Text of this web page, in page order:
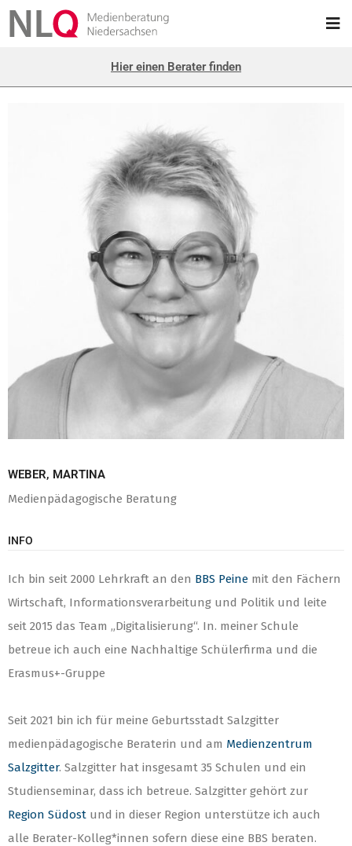
Hier einen Berater finden
WEBER, MARTINA
Medienpädagogische Beratung
INFO
Ich bin seit 2000 Lehrkraft an den BBS Peine mit den Fächern
Wirtschaft, Informationsverarbeitung und Politik und leite
seit 2015 das Team „Digitalisierung“. In. meiner Schule
betreue ich auch eine Nachhaltige Schülerfirma und die
Erasmus+-Gruppe
Seit 2021 bin ich für meine Geburtsstadt Salzgitter
medienpädagogische Beraterin und am Medienzentrum
Salzgitter. Salzgitter hat insgesamt 35 Schulen und ein
Studienseminar, dass ich betreue. Salzgitter gehört zur
Region Südost und in dieser Region unterstütze ich auch
alle Berater-Kolleg*innen sofern diese eine BBS beraten.